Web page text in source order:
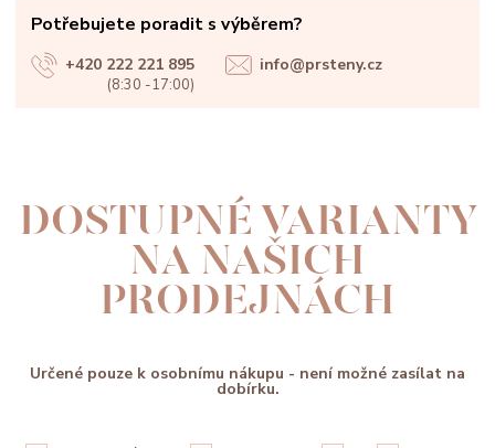
Potřebujete poradit s výběrem?
+420 222 221 895
(8:30 -17:00)
info@prsteny.cz
DOSTUPNÉ VARIANTY
NA NAŠICH
PRODEJNÁCH
Určené pouze k osobnímu nákupu - není možné zasílat na
dobírku.